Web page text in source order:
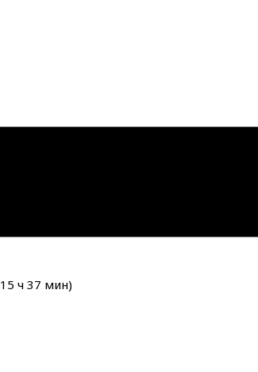
15 ч 37 мин)